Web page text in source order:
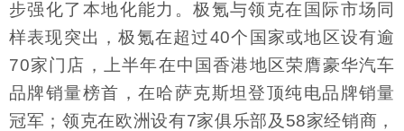
步强化了本地化能力。极氪与领克在国际市场同
样表现突出，极氪在超过40个国家或地区设有逾
70家门店，上半年在中国香港地区荣膺豪华汽车
品牌销量榜首，在哈萨克斯坦登顶纯电品牌销量
冠军；领克在欧洲设有7家俱乐部及58家经销商，